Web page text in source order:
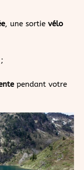
, une sortie vélo
pendant votre